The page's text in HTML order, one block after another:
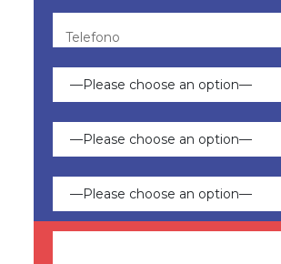
Telefono